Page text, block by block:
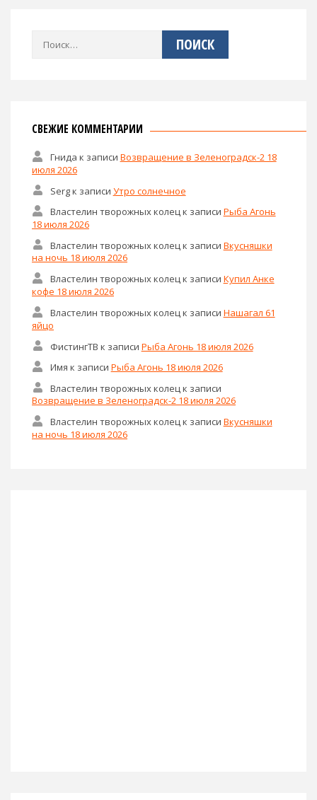
Найти:
СВЕЖИЕ КОММЕНТАРИИ
Гнида к записи Возвращение в Зеленоградск-2 18
июля 2026
Sergк записи Утро солнечное
Властелин творожных колецк записи Рыба Агонь
18 июля 2026
Властелин творожных колец к записи Вкусняшки
на ночь 18 июля 2026
Властелин творожных колецк записи Купил Анке
кофе 18 июля 2026
Властелин творожных колец к записи Нашагал 61
яйцо
ФистингТВ к записи Рыба Агонь 18 июля 2026
Имя к записи Рыба Агонь 18 июля 2026
Властелин творожных колец к записи
Возвращение в Зеленоградск-2 18 июля 2026
Властелин творожных колецк записи Вкусняшки
на ночь 18 июля 2026